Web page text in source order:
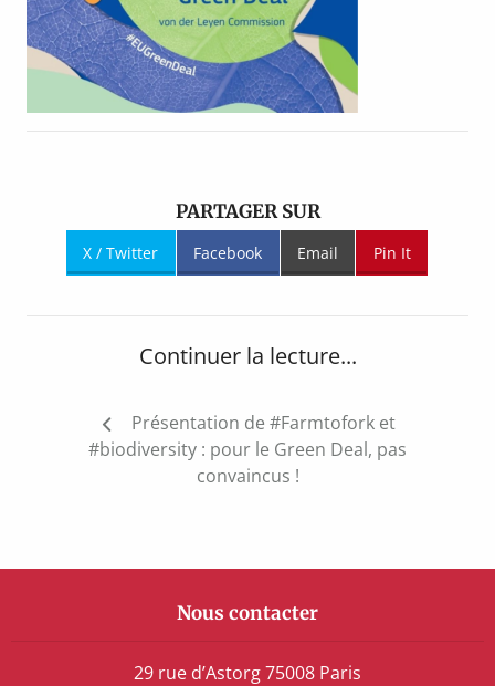
PARTAGER SUR
X / Twitter Facebook Email Pin It
Continuer la lecture...
NavigationPrésentation de #Farmtofork et
#biodiversity : pour le Green Deal, pas
convaincus !
Nous contacter
29 rue d’Astorg 75008 Paris